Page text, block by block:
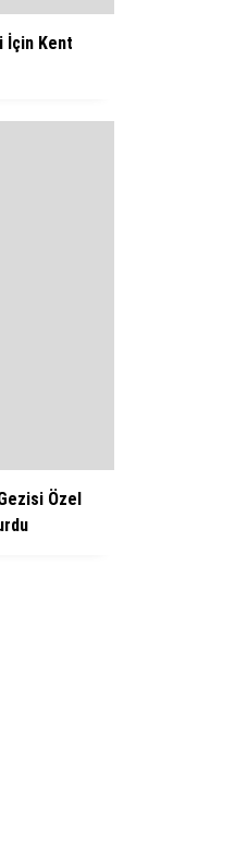
İçin Kent
Özel